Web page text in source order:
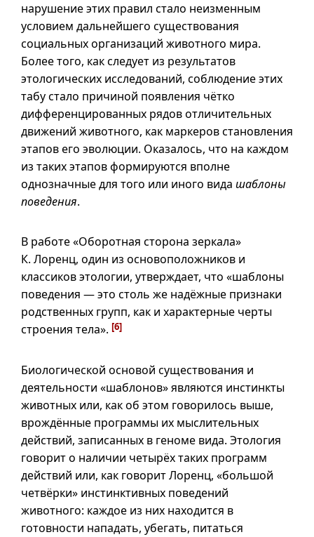
нарушение этих правил стало неизменным
условием дальнейшего существования
социальных организаций животного мира.
Более того, как следует из результатов
этологических исследований, соблюдение этих
табу стало причиной появления чётко
дифференцированных рядов отличительных
движений животного, как маркеров становления
этапов его эволюции. Оказалось, что на каждом
из таких этапов формируются вполне
однозначные для того или иного вида шаблоны
поведения.
В работе «Оборотная сторона зеркала»
К. Лоренц, один из основоположников и
классиков этологии, утверждает, что «шаблоны
поведения — это столь же надёжные признаки
родственных групп, как и характерные черты
строения тела». [6]
Биологической основой существования и
деятельности «шаблонов» являются инстинкты
животных или, как об этом говорилось выше,
врождённые программы их мыслительных
действий, записанных в геноме вида. Этология
говорит о наличии четырёх таких программ
действий или, как говорит Лоренц, «большой
четвёрки» инстинктивных поведений
животного: каждое из них находится в
готовности нападать, убегать, питаться